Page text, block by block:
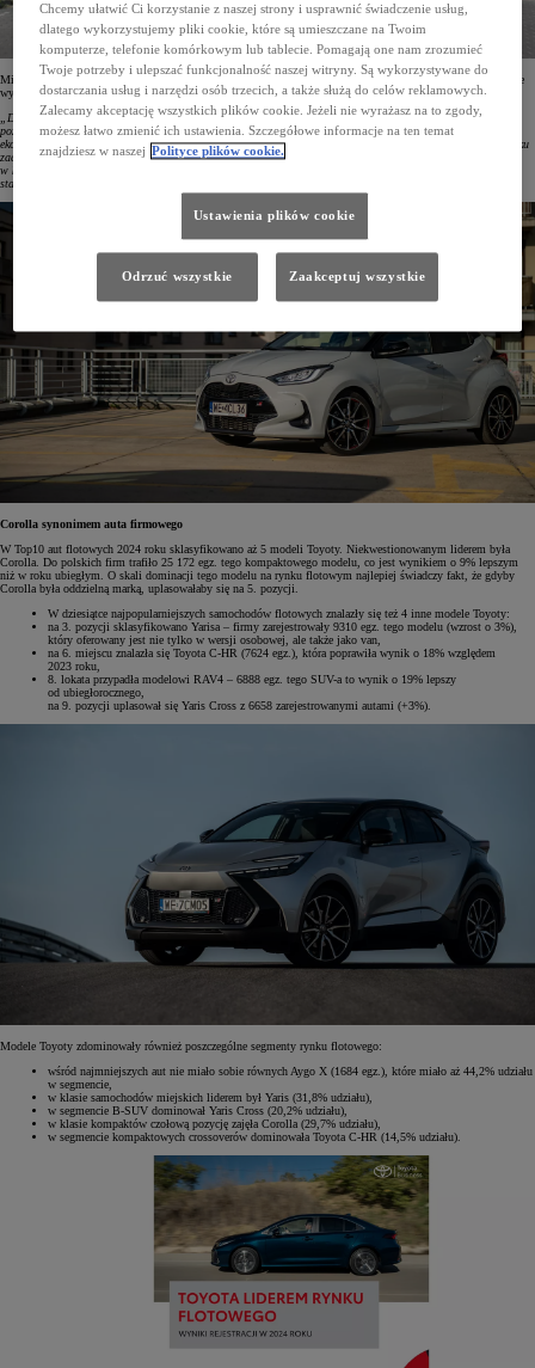
Mirosław Sochacki, Corporate Sales Senior Manager w Toyota Central Europe, podsumowując ubiegłoroczne
wyniki, podkreślił:
„Dzięki zaufaniu naszych klientów kolejny rok kończymy na pozycji lidera rynku flotowego, a Corolla
pozostaje najczęstszym wyborem polskich firm. 2024 rok był czasem jeszcze lepszej i szerszej gamy
ekonomicznych, niskoemisyjnych i niezawodnych aut z piątą generacją hybrydy oraz hybryd plug-in. Na rynku
zadebiutowały nowe odsłony Land Cruisera oraz Camry, a PROACE MAX wzmocnił naszą obecność
w kategorii aut dostawczych. Nieustannie uważnie analizujemy otoczenie biznesowe i dokładamy wszelkich
starań, by oferować naszym partnerom rozwiązania dostosowane do potrzeb ich działalności”.
Corolla synonimem auta firmowego
W Top10 aut flotowych 2024 roku sklasyfikowano aż 5 modeli Toyoty. Niekwestionowanym liderem była
Corolla. Do polskich firm trafiło 25 172 egz. tego kompaktowego modelu, co jest wynikiem o 9% lepszym
niż w roku ubiegłym. O skali dominacji tego modelu na rynku flotowym najlepiej świadczy fakt, że gdyby
Corolla była oddzielną marką, uplasowałaby się na 5. pozycji.
W dziesiątce najpopularniejszych samochodów flotowych znalazły się też 4 inne modele Toyoty:
na 3. pozycji sklasyfikowano Yarisa – firmy zarejestrowały 9310 egz. tego modelu (wzrost o 3%),
który oferowany jest nie tylko w wersji osobowej, ale także jako van,
na 6. miejscu znalazła się Toyota C-HR (7624 egz.), która poprawiła wynik o 18% względem
2023 roku,
8. lokata przypadła modelowi RAV4 – 6888 egz. tego SUV-a to wynik o 19% lepszy
od ubiegłorocznego,
na 9. pozycji uplasował się Yaris Cross z 6658 zarejestrowanymi autami (+3%).
Modele Toyoty zdominowały również poszczególne segmenty rynku flotowego:
wśród najmniejszych aut nie miało sobie równych Aygo X (1684 egz.), które miało aż 44,2% udziału
w segmencie,
w klasie samochodów miejskich liderem był Yaris (31,8% udziału),
w segmencie B-SUV dominował Yaris Cross (20,2% udziału),
w klasie kompaktów czołową pozycję zajęła Corolla (29,7% udziału),
w segmencie kompaktowych crossoverów dominowała Toyota C-HR (14,5% udziału).
Chcemy ułatwić Ci korzystanie z naszej strony i usprawnić świadczenie usług,
dlatego wykorzystujemy pliki cookie, które są umieszczane na Twoim
komputerze, telefonie komórkowym lub tablecie. Pomagają one nam zrozumieć
Twoje potrzeby i ulepszać funkcjonalność naszej witryny. Są wykorzystywane do
dostarczania usług i narzędzi osób trzecich, a także służą do celów reklamowych.
Zalecamy akceptację wszystkich plików cookie. Jeżeli nie wyrażasz na to zgody,
możesz łatwo zmienić ich ustawienia. Szczegółowe informacje na ten temat
znajdziesz w naszej Polityce plików cookie.
Ustawienia plików cookie
Odrzuć wszystkie Zaakceptuj wszystkie